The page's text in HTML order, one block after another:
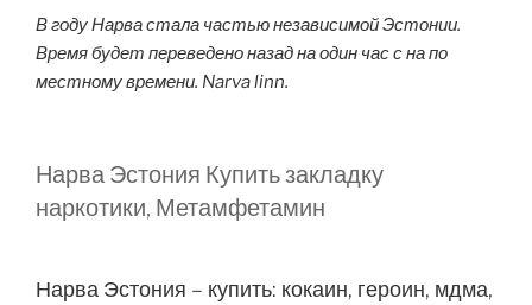
В году Нарва стала частью независимой Эстонии.
Время будет переведено назад на один час с на по
местному времени. Narva linn.
Нарва Эстония Купить закладку
наркотики, Метамфетамин
Нарва Эстония – купить: кокаин, героин, мдма,